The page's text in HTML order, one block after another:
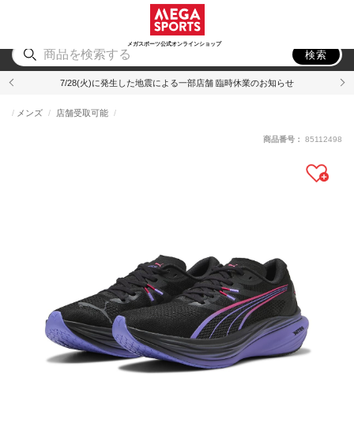
メガスポーツ公式オンラインショップ
アウトドア
検索
7/28(火)に発生した地震による一部店舗 臨時休業のお知らせ
メンズ 店舗受取可能
商品番号： 85112498